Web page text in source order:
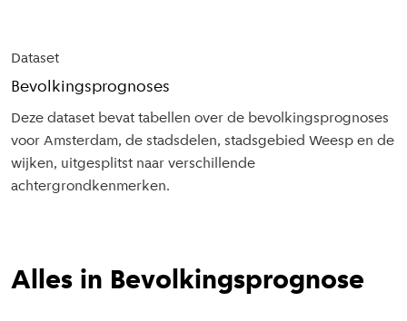
Bevolkingsprognoses
Dataset
Deze dataset bevat tabellen over de bevolkingsprognoses
voor Amsterdam, de stadsdelen, stadsgebied Weesp en de
wijken, uitgesplitst naar verschillende
achtergrondkenmerken.
Alles in Bevolkingsprognose